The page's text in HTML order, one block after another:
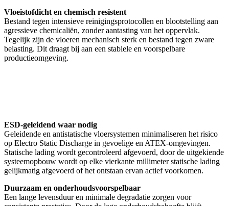
Vloeistofdicht en chemisch resistent
Bestand tegen intensieve reinigingsprotocollen en blootstelling aan
agressieve chemicaliën, zonder aantasting van het oppervlak.
Tegelijk zijn de vloeren mechanisch sterk en bestand tegen zware
belasting. Dit draagt bij aan een stabiele en voorspelbare
productieomgeving.
ESD-geleidend waar nodig
Geleidende en antistatische vloersystemen minimaliseren het risico
op Electro Static Discharge in gevoelige en ATEX-omgevingen.
Statische lading wordt gecontroleerd afgevoerd, door de uitgekiende
systeemopbouw wordt op elke vierkante millimeter statische lading
gelijkmatig afgevoerd of het ontstaan ervan actief voorkomen.
Duurzaam en onderhoudsvoorspelbaar
Een lange levensduur en minimale degradatie zorgen voor